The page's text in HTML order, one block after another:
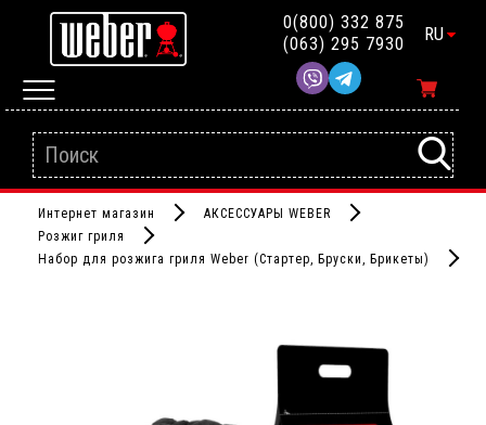
0(800) 332 875
(063) 295 7930
RU
Интернет магазин
АКСЕССУАРЫ WEBER
Розжиг гриля
Набор для розжига гриля Weber (Стартер, Бруски, Брикеты)